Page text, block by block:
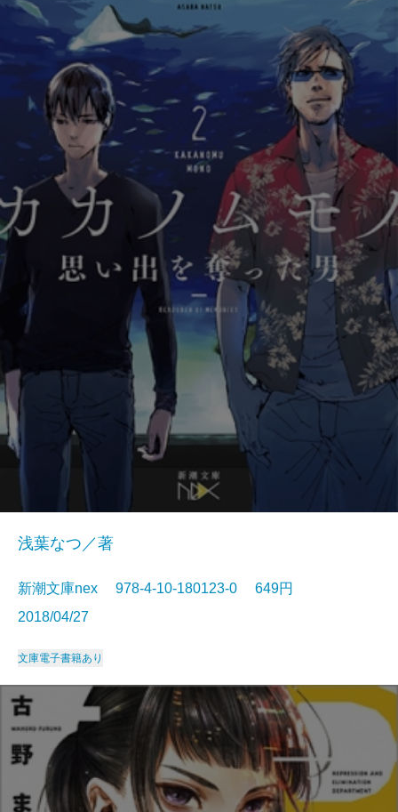
浅葉なつ／著
新潮文庫nex 978-4-10-180123-0 649円
2018/04/27
文庫電子書籍あり